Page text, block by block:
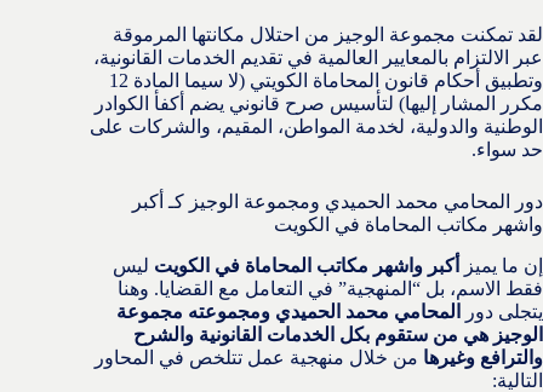
لقد تمكنت مجموعة الوجيز من احتلال مكانتها المرموقة
عبر الالتزام بالمعايير العالمية في تقديم الخدمات القانونية،
وتطبيق أحكام قانون المحاماة الكويتي (لا سيما المادة 12
مكرر المشار إليها) لتأسيس صرح قانوني يضم أكفأ الكوادر
الوطنية والدولية، لخدمة المواطن، المقيم، والشركات على
حد سواء.
دور المحامي محمد الحميدي ومجموعة الوجيز كـ أكبر
واشهر مكاتب المحاماة في الكويت
إن ما يميز
أكبر واشهر مكاتب المحاماة في الكويت ليس
فقط الاسم، بل “المنهجية” في التعامل مع القضايا. وهنا
يتجلى دور
المحامي محمد الحميدي ومجموعته مجموعة
الوجيز هي من ستقوم بكل الخدمات القانونية والشرح
والترافع وغيرها من خلال منهجية عمل تتلخص في المحاور
التالية: